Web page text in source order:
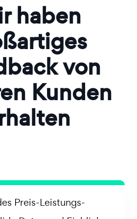
haben
von
Kunden
Preis-Leistungs-